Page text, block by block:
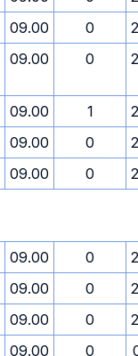
09.00 0
09.00 0
09.00 1
09.00 0
09.00 0
09.00 0
09.00 0
09.00 0
09.00 0